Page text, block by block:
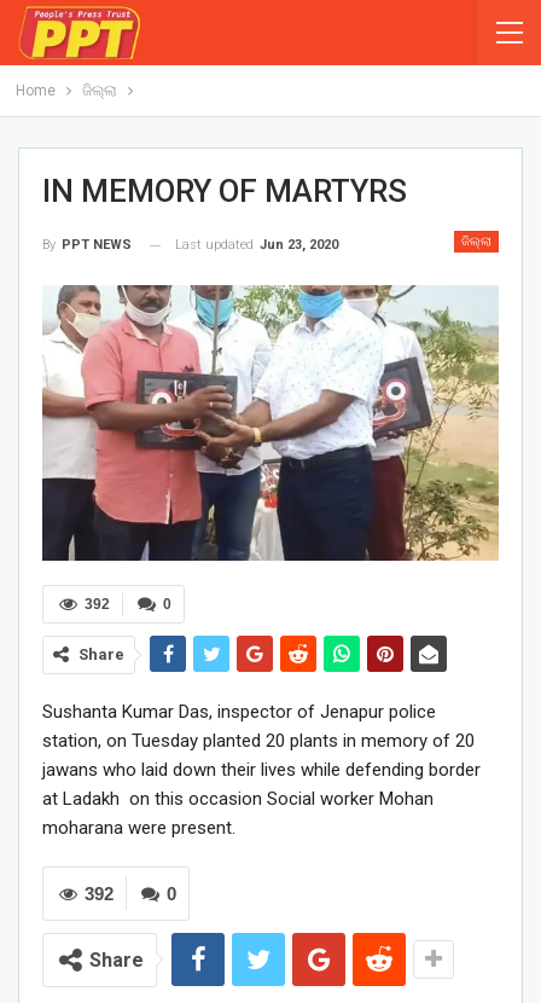
Home ଜିଲ୍ଲା
IN MEMORY OF MARTYRS
ଜିଲ୍ଲା
By PPT NEWS Last updated Jun 23, 2020
0
392
Share
Sushanta Kumar Das, inspector of Jenapur police
station, on Tuesday planted 20 plants in memory of 20
jawans who laid down their lives while defending border
at Ladakh on this occasion Social worker Mohan
moharana were present.
0
392
Share